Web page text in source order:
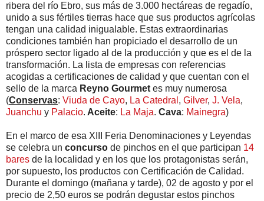
ribera del río Ebro, sus más de 3.000 hectáreas de regadío,
unido a sus fértiles tierras hace que sus productos agrícolas
tengan una calidad inigualable. Estas extraordinarias
condiciones también han propiciado el desarrollo de un
próspero sector ligado al de la producción y que es el de la
transformación. La lista de empresas con referencias
acogidas a certificaciones de calidad y que cuentan con el
sello de la marca Reyno Gourmet es muy numerosa
(Conservas: Viuda de Cayo, La Catedral , Gilver, J. Vela,
Juanchu y Palacio. Aceite: La Maja. Cava: Mainegra)
En el marco de esa XIII Feria Denominaciones y Leyendas
se celebra un concurso de pinchos en el que participan 14
bares de la localidad y en los que los protagonistas serán,
por supuesto, los productos con Certificación de Calidad.
Durante el domingo (mañana y tarde), 02 de agosto y por el
precio de 2,50 euros se podrán degustar estos pinchos